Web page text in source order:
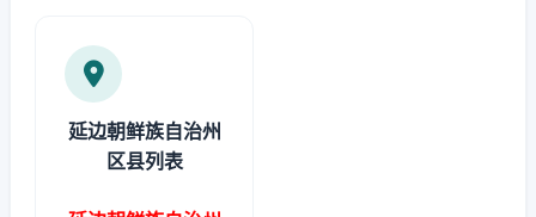
延边朝鲜族自治州
区县列表